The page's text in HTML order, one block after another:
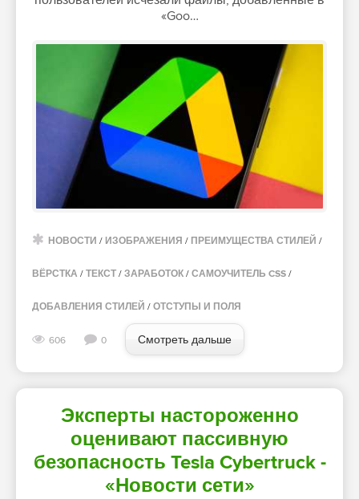
«Goo…
НОВОСТИ / ИЗОБРАЖЕНИЯ / ПРЕИМУЩЕСТВА СТИЛЕЙ /
ВЁРСТКА / ТЕКСТ / ЗАРАБОТОК / САМОУЧИТЕЛЬ CSS /
ДОБАВЛЕНИЯ СТИЛЕЙ / ОТСТУПЫ И ПОЛЯ
606 0 Смотреть дальше
Эксперты настороженно
оценивают пассивную
безопасность Tesla Cybertruck -
«Новости сети»